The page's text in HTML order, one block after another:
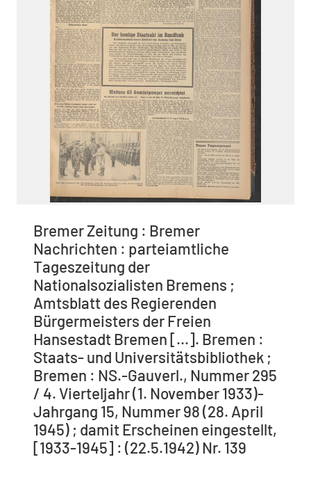
Bremer Zeitung : Bremer
Nachrichten : parteiamtliche
Tageszeitung der
Nationalsozialisten Bremens ;
Amtsblatt des Regierenden
Bürgermeisters der Freien
Hansestadt Bremen [...]. Bremen :
Staats- und Universitätsbibliothek ;
Bremen : NS.-Gauverl., Nummer 295
/ 4. Vierteljahr (1. November 1933)-
Jahrgang 15, Nummer 98 (28. April
1945) ; damit Erscheinen eingestellt,
[1933-1945] : (22.5.1942) Nr. 139